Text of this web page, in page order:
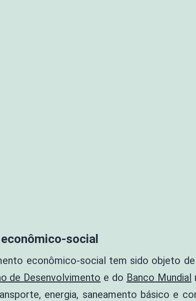
social
econômico-social tem sido objeto
de Desenvolvimento e do Banco Mundial
energia, saneamento básico e